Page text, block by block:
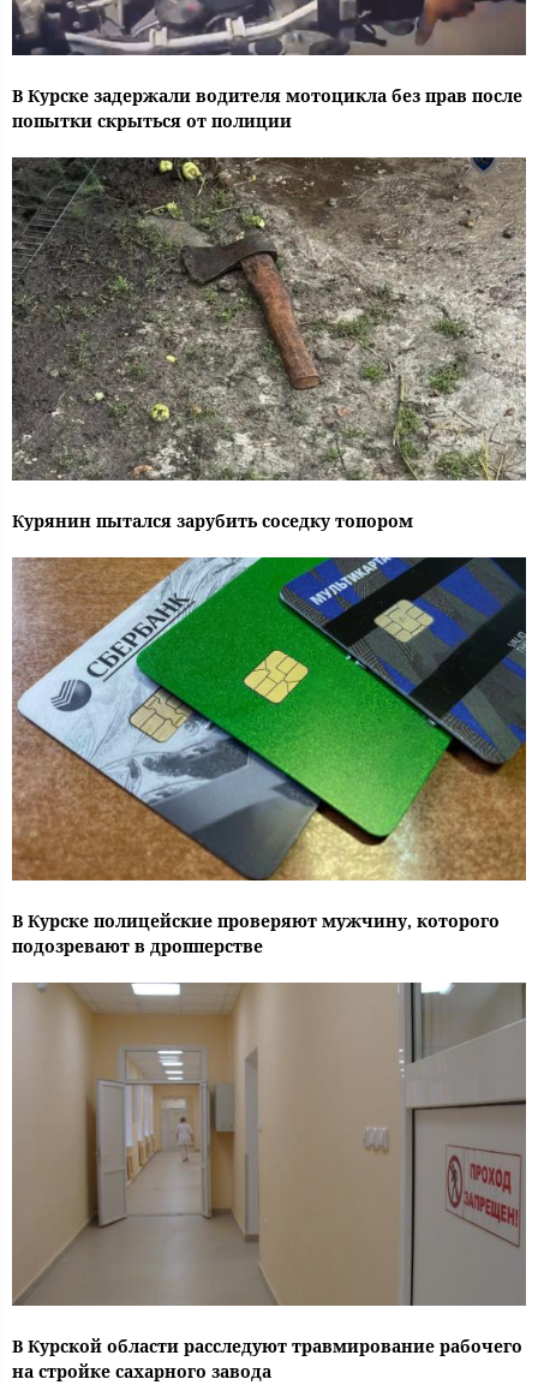
В Курске задержали водителя мотоцикла без прав после
попытки скрыться от полиции
Курянин пытался зарубить соседку топором
В Курске полицейские проверяют мужчину, которого
подозревают в дропперстве
В Курской области расследуют травмирование рабочего
на стройке сахарного завода